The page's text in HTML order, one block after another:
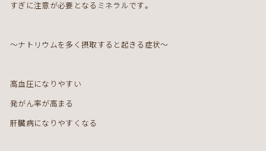
すぎに注意が必要となるミネラルです。
～ナトリウムを多く摂取すると起きる症状～
高血圧になりやすい
発がん率が高まる
肝臓病になりやすくなる